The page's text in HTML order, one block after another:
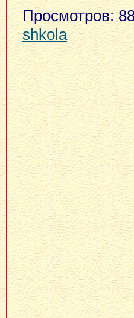
Просмотров:
shkola